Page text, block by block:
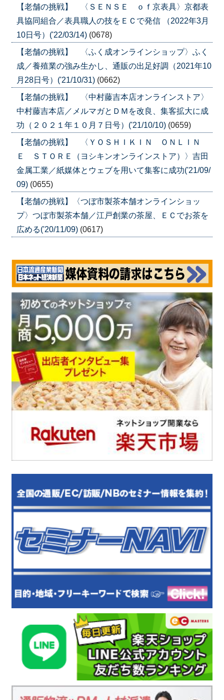
【老舗の挑戦】 〈ＳＥＮＳＥ ｏｆ京表具〉京都表
具協同組合／表具職人の技をＥＣで発信 （2022年3月
10日号）('22/03/14) (0678)
【老舗の挑戦】 〈ふく成オンラインショップ〉ふく
成／養殖業の強み生かし、通販の出足好調（2021年10
月28日号）('21/10/31) (0662)
【老舗の挑戦】 〈中村藤吉本店オンラインストア〉
中村藤吉本店／メルマガとＤＭを改良、集客拡大に成
功（２０２１年１０月７日号）('21/10/10) (0659)
【老舗の挑戦】 〈ＹＯＳＨＩＫＩＮ ＯＮＬＩＮ
Ｅ ＳＴＯＲＥ（ヨシキンオンラインストア）〉吉田
金属工業／紙媒体とウェブを用いて集客に成功('21/09/
09) (0655)
【老舗の挑戦】〈つぼ市製茶本舗オンラインショッ
プ〉つぼ市製茶本舗／江戸創業の茶屋、ＥＣでお茶を
広める('20/11/09) (0617)